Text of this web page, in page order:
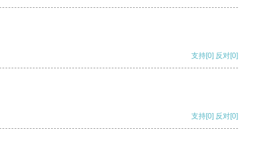
支持[0] 反对[0]
支持[0] 反对[0]